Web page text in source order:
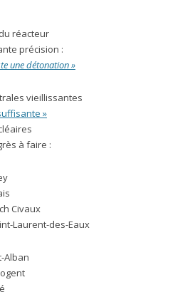
réacteur
précision :
une détonation »
vieillissantes
»
à faire :
Civaux
Laurent-des-Eaux
Alban